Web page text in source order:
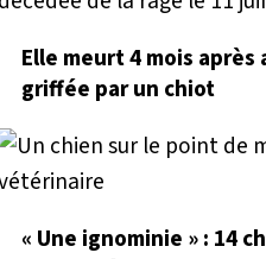
Elle meurt 4 mois après
griffée par un chiot
« Une ignominie » : 14